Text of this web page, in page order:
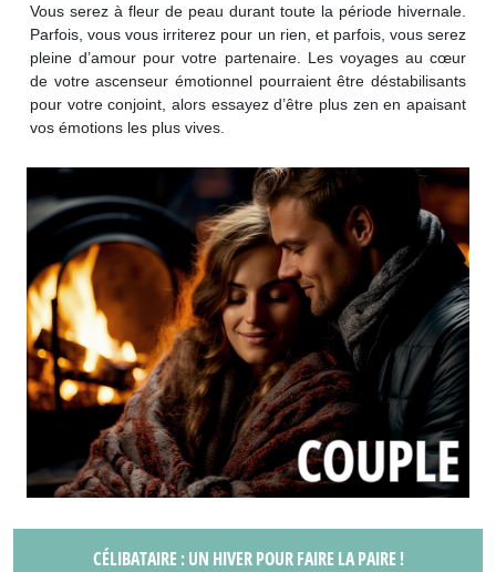
Vous serez à fleur de peau durant toute la période hivernale.
Parfois, vous vous irriterez pour un rien, et parfois, vous serez
pleine d’amour pour votre partenaire. Les voyages au cœur
de votre ascenseur émotionnel pourraient être déstabilisants
pour votre conjoint, alors essayez d’être plus zen en apaisant
vos émotions les plus vives.
CÉLIBATAIRE : UN HIVER POUR FAIRE LA PAIRE !